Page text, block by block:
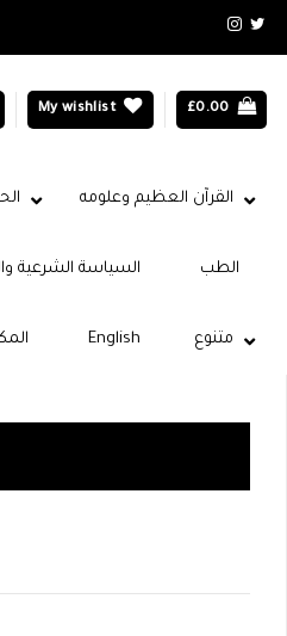
My wishlist £0.00
القرآن العظيم وعلومه
السياسة الشرعية الطب
متنوع English